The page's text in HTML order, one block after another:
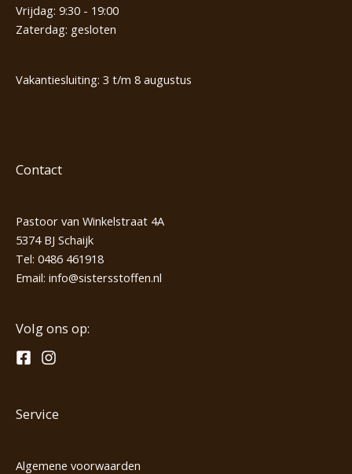
Vrijdag: 9:30 - 19:00
Zaterdag: gesloten
Vakantiesluiting: 3 t/m 8 augustus
Contact
Pastoor van Winkelstraat 4A
5374 BJ Schaijk
Tel: 0486 461918
Email: info@sistersstoffen.nl
Volg ons op:
Service
Algemene voorwaarden